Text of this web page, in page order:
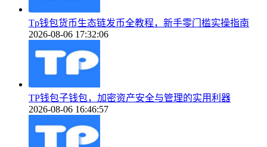
Tp钱包货币生态链发币全教程，新手零门槛实操指南
2026-08-06 17:32:06
TP钱包子钱包，加密资产安全与管理的实用利器
2026-08-06 16:46:57